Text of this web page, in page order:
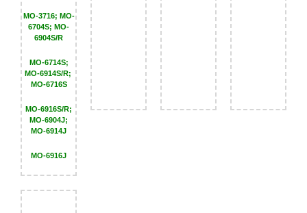
MO-3716; MO-
6704S; MO-
6904S/R
MO-6714S;
MO-6914S/R;
MO-6716S
MO-6916S/R;
MO-6904J;
MO-6914J
MO-6916J